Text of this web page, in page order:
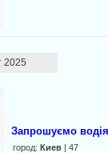
2025
Запрошуємо водія
город: Киев| 47